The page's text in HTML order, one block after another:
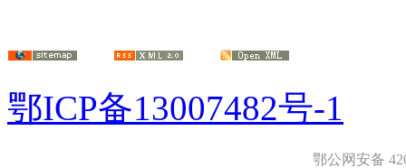
鄂ICP备13007482号-1
鄂公网安备